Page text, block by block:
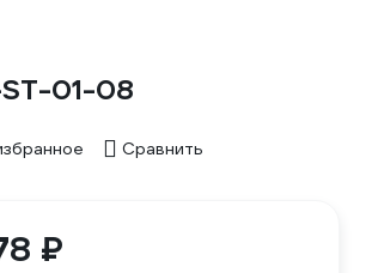
01-08
Сравнить
₽